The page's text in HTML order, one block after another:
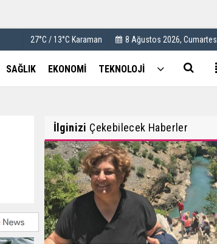
27°C / 13°C Karaman 8 Ağustos 2026,
SAĞLIK EKONOMİ TEKNOLOJİ
İlginizi Çekebilecek Haberler